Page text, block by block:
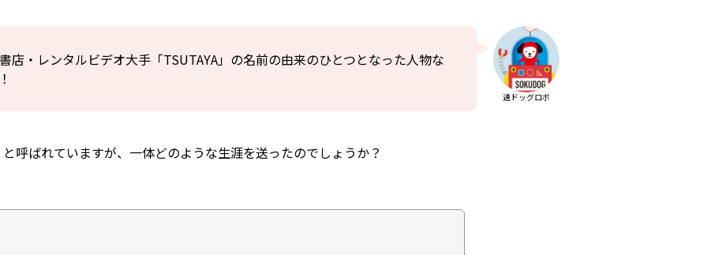
店・レンタルビデオ大手「TSUTAYA」の名前の由来のひとつとなった人物な
速ドッグロボ
呼ばれていますが、一体どのような生涯を送ったのでしょうか？